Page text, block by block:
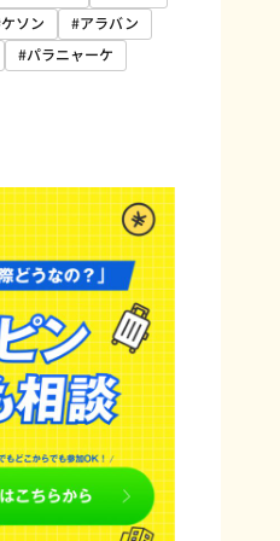
ソン
#アラバン
#パラニャーケ